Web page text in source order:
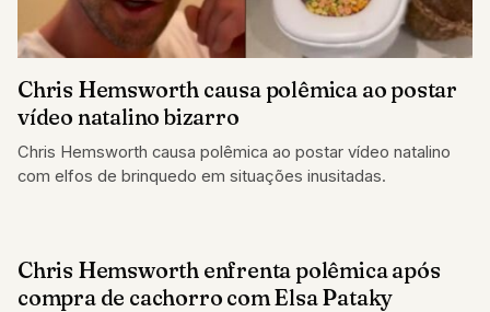
Chris Hemsworth causa polêmica ao postar
vídeo natalino bizarro
Chris Hemsworth causa polêmica ao postar vídeo natalino
com elfos de brinquedo em situações inusitadas.
FAMOSOS
Chris Hemsworth enfrenta polêmica após
compra de cachorro com Elsa Pataky